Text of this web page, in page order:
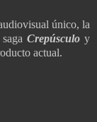
único, la
Crepúsculo y
actual.